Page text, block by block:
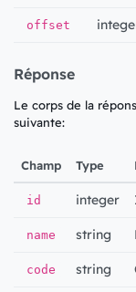
offset
Réponse
Le corps de la
suivante:
Champ Type
id integer
name string
code string